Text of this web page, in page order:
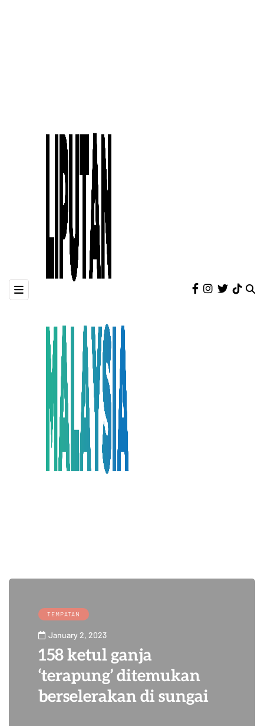
TEMPATAN
January 2, 2023
158 ketul ganja
‘terapung’ ditemukan
berselerakan di sungai